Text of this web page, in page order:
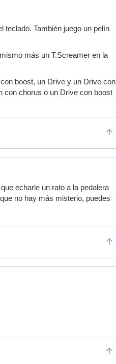
teclado. También juego un pelín
más un T.Screamer en la
boost, un Drive y un Drive con
con chorus o un Drive con boost
echarle un rato a la pedalera
no hay más misterio, puedes